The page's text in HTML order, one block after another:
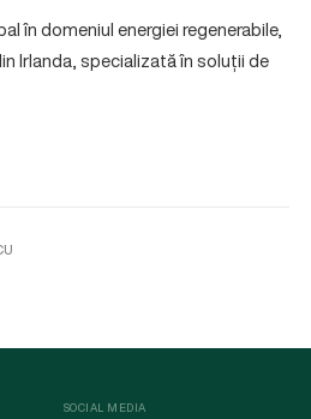
în domeniul energiei regenerabile,
Irlanda, specializată în soluții de
SOCIAL MEDIA